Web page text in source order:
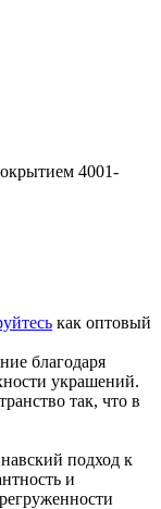
4001-
как оптовый
благодаря
украшений.
так, что в
подход к
и